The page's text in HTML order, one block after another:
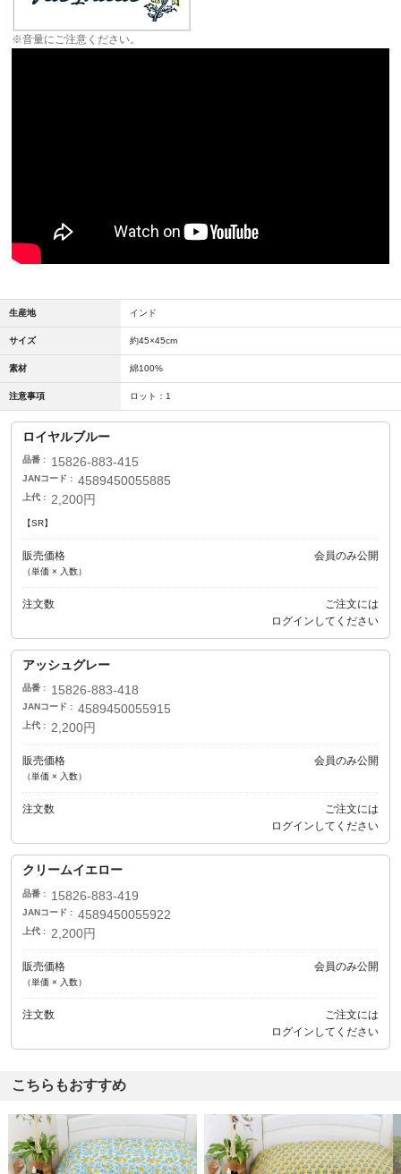
※音量にご注意ください。
生産地 インド
サイズ 約45×45cm
素材 綿100%
注意事項 ロット：1
ロイヤルブルー
品番 15826-883-415
JANコード 4589450055885
上代 2,200円
【SR】
販売価格
（単価 × 入数）
会員のみ公開
注文数
ご注文には
ログイン してください
アッシュグレー
品番 15826-883-418
JANコード 4589450055915
上代 2,200円
販売価格
（単価 × 入数）
会員のみ公開
注文数
ご注文には
ログイン してください
クリームイエロー
品番 15826-883-419
JANコード 4589450055922
上代 2,200円
販売価格
（単価 × 入数）
会員のみ公開
注文数
ご注文には
ログイン してください
こちらもおすすめ